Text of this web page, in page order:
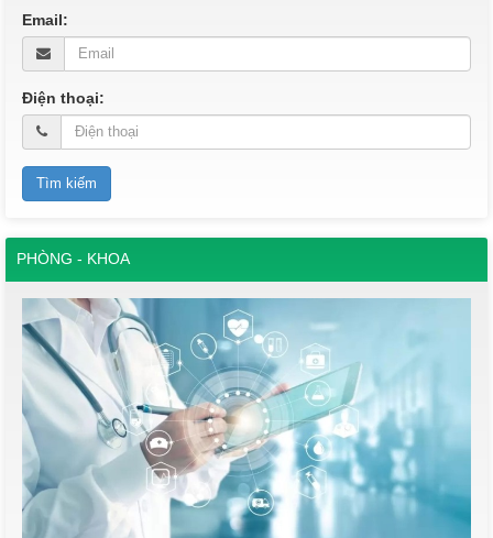
Email:
Điện thoại:
PHÒNG - KHOA